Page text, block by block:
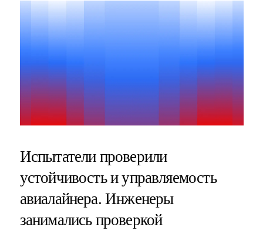
Испытатели проверили
устойчивость и управляемость
авиалайнера. Инженеры
занимались проверкой